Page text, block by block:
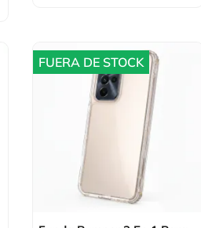
FUERA DE STOCK